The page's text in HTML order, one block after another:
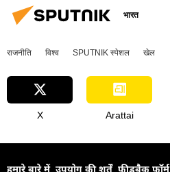
भारत
राजनीति विश्व SPUTNIK स्पेशल खेल
X Arattai